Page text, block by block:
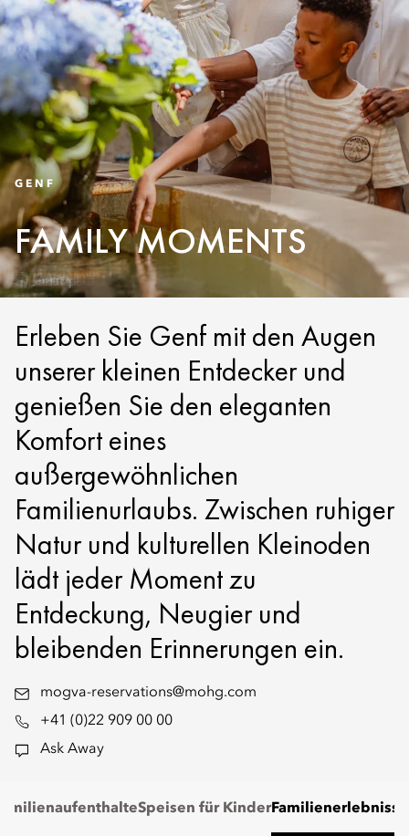
GENF
FAMILY MOMENTS
Erleben Sie Genf mit den Augen
unserer kleinen Entdecker und
genießen Sie den eleganten
Komfort eines
außergewöhnlichen
Familienurlaubs. Zwischen ruhiger
Natur und kulturellen Kleinoden
lädt jeder Moment zu
Entdeckung, Neugier und
bleibenden Erinnerungen ein.
mogva-reservations@mohg.com
+41 (0)22 909 00 00
Ask Away
Speisen für KinderFamilienerlebnisse